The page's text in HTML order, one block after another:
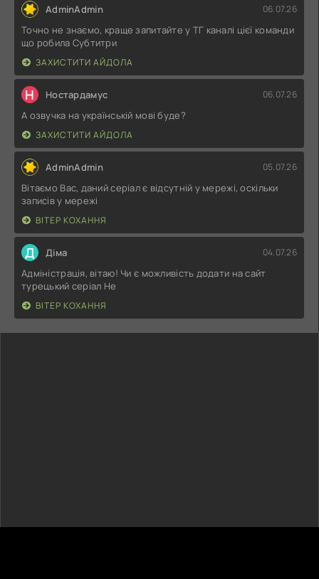
AdminAdmin 06.07.26
Точно не знаємо, краще запитайте у ТГ каналі цієї команди
що робила Субтитри
ЗАХИСТИТИ АЙДОЛА
Н Ностардамус 06.07.26
А озвучка на українській мові буде?
ЗАХИСТИТИ АЙДОЛА
AdminAdmin 05.07.26
Вітаємо Вас, даний серіал є відсутній у мережі, оскільки
записів у мережі
ВІТЕР КОХАННЯ
Д Діма 04.07.26
Адміністрація, вітаю! Чи є можливість додати на сайт
турецький серіал Не
ВІТЕР КОХАННЯ